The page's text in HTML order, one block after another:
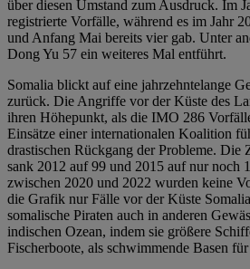
über diesen Umstand zum Ausdruck. Im
registrierte Vorfälle, während es im Jahr
und Anfang Mai bereits vier gab. Unter
Dong Yu 57 ein weiteres Mal entführt.
Somalia blickt auf eine jahrzehntelange
zurück. Die Angriffe vor der Küste des
ihren Höhepunkt, als die IMO 286
Einsätze einer internationalen Koalition
drastischen Rückgang der Probleme. Die
sank 2012 auf 99 und 2015 auf nur noch
zwischen 2020 und 2022 wurden keine
die Grafik nur Fälle vor der Küste
somalische Piraten auch in anderen
indischen Ozean, indem sie größere
Fischerboote, als schwimmende Basen